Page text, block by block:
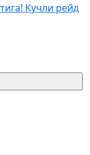
Кучли рейд